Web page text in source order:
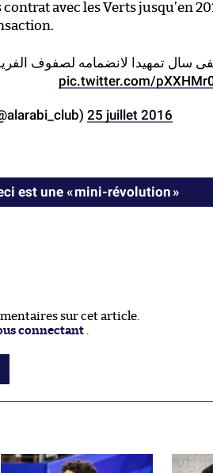
avec les Verts jusqu’en
سال تمهيدا لانضمامه لصفوف
pic.twitter.com/
25 juillet 2016
est une « mini-révolution »
sur cet article.
connectant .